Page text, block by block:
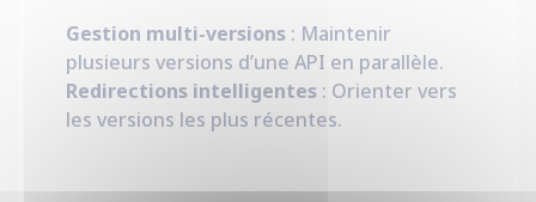
Gestion multi-versions : Maintenir
plusieurs versions d’une API en parallèle.
Redirections intelligentes : Orienter vers
les versions les plus récentes.